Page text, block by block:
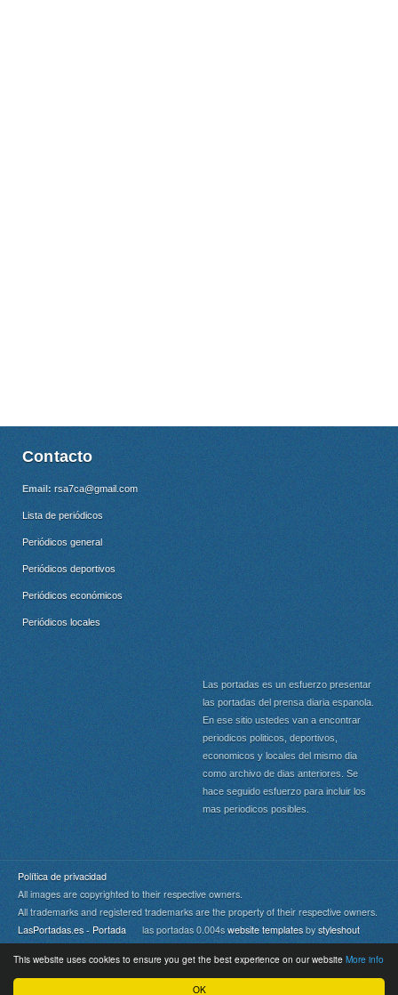
OK
This website uses cookies to ensure you get the best experience on our website More info
Contacto
Email: rsa7ca@gmail.com
Lista de periódicos
Periódicos general
Periódicos deportivos
Periódicos económicos
Periódicos locales
Las portadas es un esfuerzo presentar
las portadas del prensa diaria espanola.
En ese sitio ustedes van a encontrar
periodicos politicos, deportivos,
economicos y locales del mismo dia
como archivo de dias anteriores. Se
hace seguido esfuerzo para incluir los
mas periodicos posibles.
Política de privacidad
All images are copyrighted to their respective owners.
All trademarks and registered trademarks are the property of their respective owners.
LasPortadas.es - Portada las portadas 0.004s website templates by styleshout